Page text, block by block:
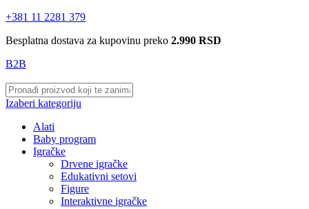
+381 11 2281 379
Besplatna dostava za kupovinu preko 2.990 RSD
B2B
Izaberi kategoriju
Alati
Baby program
Igračke
Drvene igračke
Edukativni setovi
Figure
Interaktivne igračke